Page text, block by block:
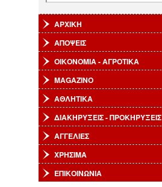
ΑΡΧΙΚΗ
ΑΠΟΨΕΙΣ
ΟΙΚΟΝΟΜΙΑ - ΑΓΡΟΤΙΚΑ
MAGAZINO
ΑΘΛΗΤΙΚΑ
ΔΙΑΚΗΡΥΞΕΙΣ - ΠΡΟΚΗΡΥΞΕΙΣ
ΑΓΓΕΛΙΕΣ
ΧΡΗΣΙΜΑ
ΕΠΙΚΟΙΝΩΝΙΑ